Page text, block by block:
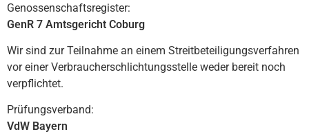
Genossenschaftsregister:
GenR 7 Amtsgericht Coburg
Wir sind zur Teilnahme an einem Streitbeteiligungsverfahren
vor einer Verbraucherschlichtungsstelle weder bereit noch
verpflichtet.
Prüfungsverband:
VdW Bayern